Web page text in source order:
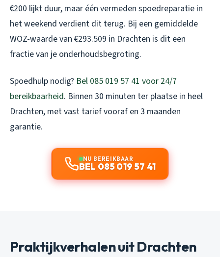
€200 lijkt duur, maar één vermeden spoedreparatie in
het weekend verdient dit terug. Bij een gemiddelde
WOZ-waarde van €293.509 in Drachten is dit een
fractie van je onderhoudsbegroting.
Spoedhulp nodig? Bel 085 019 57 41 voor 24/7
bereikbaarheid. Binnen 30 minuten ter plaatse in heel
Drachten, met vast tarief vooraf en 3 maanden
garantie.
NU BEREIKBAAR
BEL 085 019 57 41
Praktijkverhalen uit Drachten